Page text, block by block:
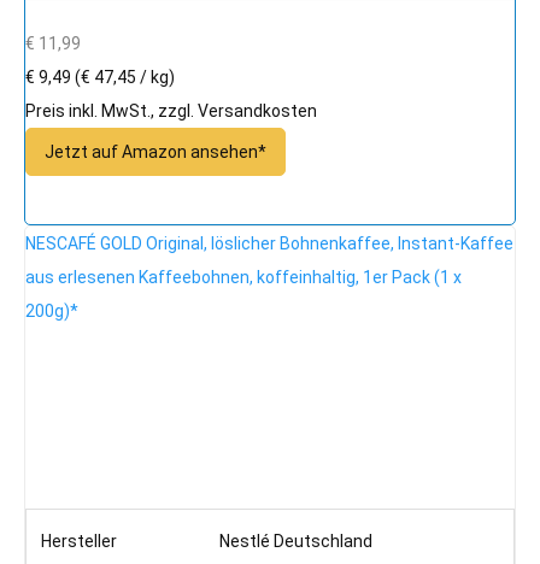
€ 11,99
€ 9,49 (€ 47,45 / kg)
Preis inkl. MwSt., zzgl. Versandkosten
Jetzt auf Amazon ansehen*
NESCAFÉ GOLD Original, löslicher Bohnenkaffee, Instant-Kaffee
aus erlesenen Kaffeebohnen, koffeinhaltig, 1er Pack (1 x
200g)*
Hersteller Nestlé Deutschland